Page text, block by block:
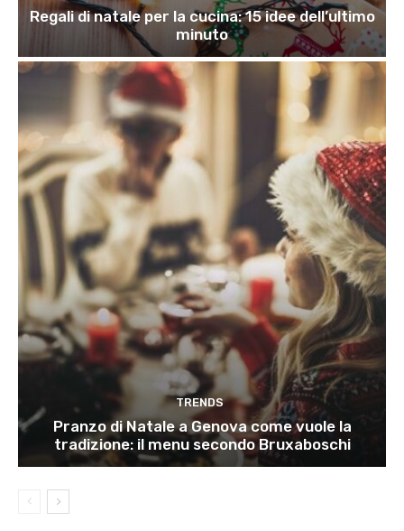
Regali di natale per la cucina: 15 idee dell’ultimo
minuto
TRENDS
Pranzo di Natale a Genova come vuole la
tradizione: il menu secondo Bruxaboschi